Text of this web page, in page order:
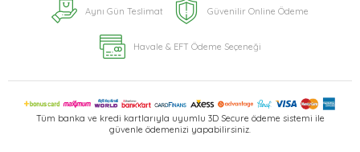
Aynı Gün Teslimat Güvenilir Online Ödeme
Havale & EFT Ödeme Seçeneği
Tüm banka ve kredi kartlarıyla uyumlu 3D Secure ödeme sistemi ile
güvenle ödemenizi yapabilirsiniz.